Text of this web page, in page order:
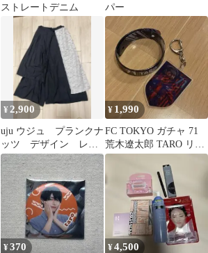
ストレートデニム
パー
¥2,900
uju ウジュ プランクナ
ッツ デザイン レイ
ヤードパンツ 個性的
¥ 1,990
FC TOKYO ガチャ 71
荒木遼太郎 TARO リス
トバンド キーホルダー
¥370 ¥4,500